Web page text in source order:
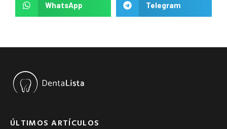
WhatsApp Telegram
ÚLTIMOS ARTÍCULOS